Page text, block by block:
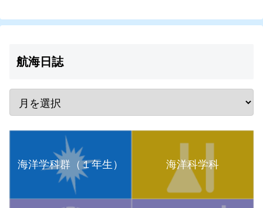
航海日誌
海洋学科群（１年生） 海洋科学科